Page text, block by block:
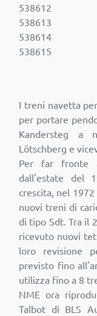
538612
538613
538614
538615
I treni navetta
per portare
Kandersteg a
Lötschberg e
Per far fronte
dall'estate del
crescita, nel
nuovi treni di
di tipo Sdt. Tra il
ricevuto nuovi
loro revisione
previsto fino
utilizza fino a 8
NME ora
Talbot di BLS